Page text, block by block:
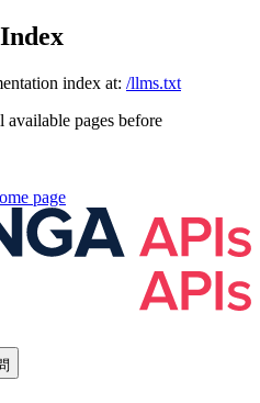
index at: /llms.txt
pages before
page